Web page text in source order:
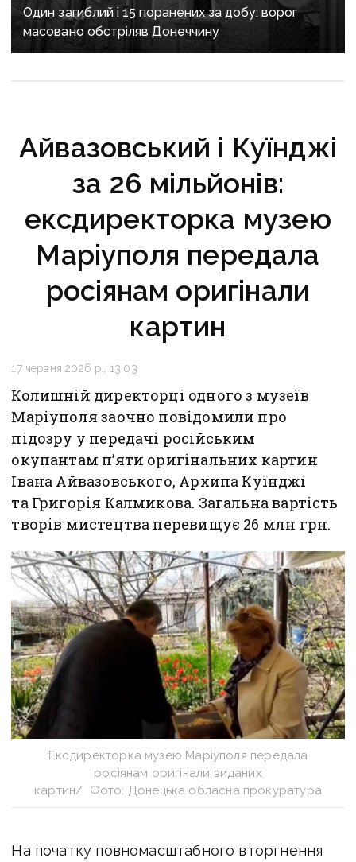
Один загиблий і 15 поранених за добу: ворог
масовано обстріляв Донеччину
Айвазовський і Куїнджі
за 26 мільйонів:
ексдиректорка музею
Маріуполя передала
росіянам оригінали
картин
17 червня 2026 р., 13:03
Колишній директорці одного з музеїв
Маріуполя заочно повідомили про
підозру у передачі російським
окупантам п’яти оригінальних картин
Івана Айвазовського, Архипа Куїнджі
та Григорія Калмикова. Загальна вартість
творів мистецтва перевищує 26 млн грн.
Ексдиректорка музею Маріуполя передала
росіянам оригінали виданих
картин/ Фото: Донецька обласна прокуратура
На початку повномасштабного вторгнення